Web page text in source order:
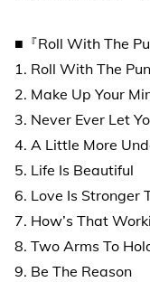
■『Roll With The
1. Roll With The
2. Make Up Your
3. Never Ever Let
4. A Little More
5. Life Is Beautiful
6. Love Is Stronger
7. How’s That
8. Two Arms To
9. Be The Reason